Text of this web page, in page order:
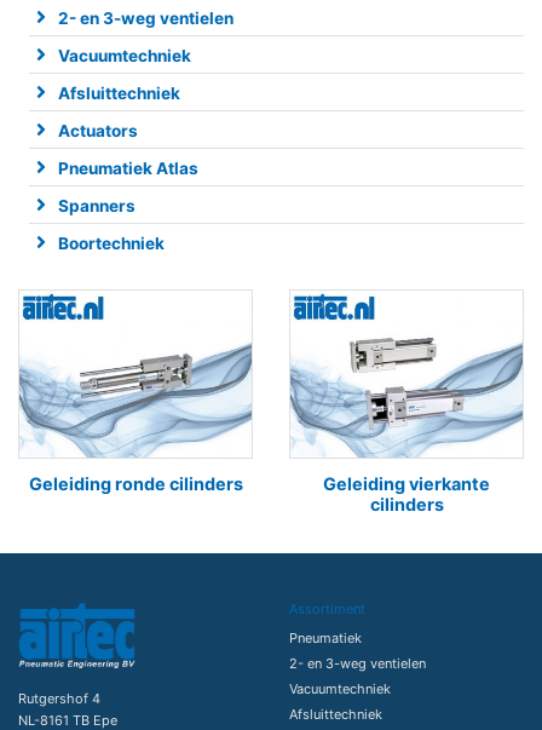
2- en 3-weg ventielen
Vacuumtechniek
Afsluittechniek
Actuators
Pneumatiek Atlas
Spanners
Boortechniek
Geleiding ronde cilinders
Geleiding vierkante
cilinders
Rutgershof 4
NL-8161 TB Epe
Assortiment
Pneumatiek
2- en 3-weg ventielen
Vacuumtechniek
Afsluittechniek